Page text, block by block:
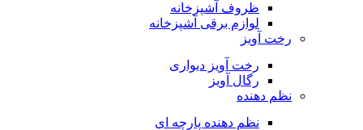
ظروف آشپزخانه
لوازم برقی آشپزخانه
رخت آویز
رخت آویز دیواری
رگال آویز
نظم دهنده
نظم دهنده پارچه ای